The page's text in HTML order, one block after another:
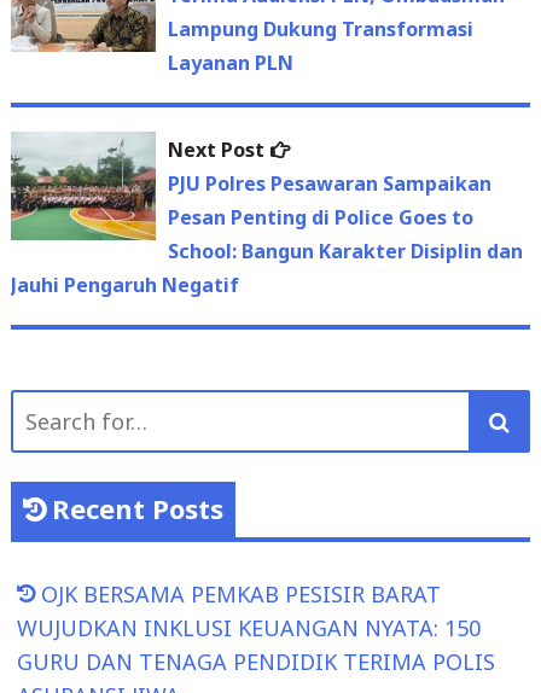
navigationLampung Dukung Transformasi
Layanan PLN
Next Post
Next
post:
PJU Polres Pesawaran Sampaikan
Pesan Penting di Police Goes to
School: Bangun Karakter Disiplin dan
Jauhi Pengaruh Negatif
Search
Recent Posts
OJK BERSAMA PEMKAB PESISIR BARAT
WUJUDKAN INKLUSI KEUANGAN NYATA: 150
GURU DAN TENAGA PENDIDIK TERIMA POLIS